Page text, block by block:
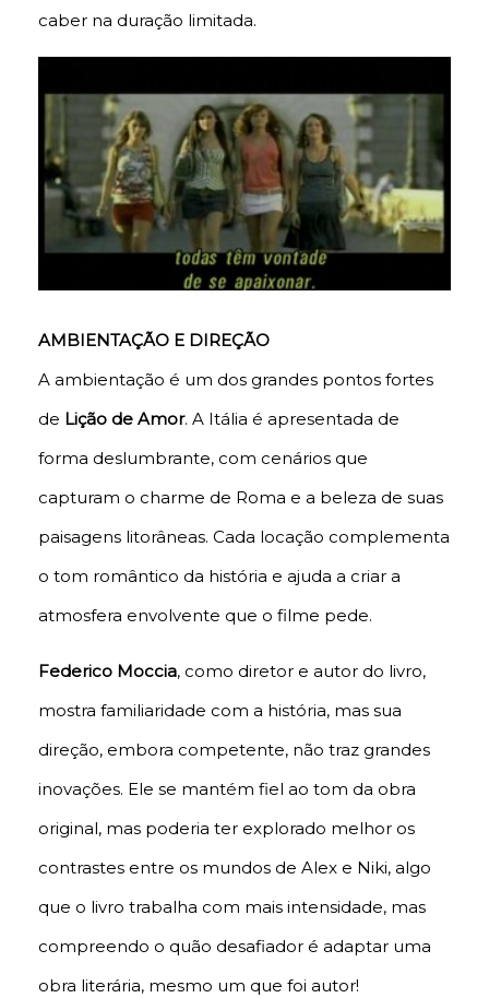
caber na duração limitada.
AMBIENTAÇÃO E DIREÇÃO
A ambientação é um dos grandes pontos fortes
de Lição de Amor. A Itália é apresentada de
forma deslumbrante, com cenários que
capturam o charme de Roma e a beleza de suas
paisagens litorâneas. Cada locação complementa
o tom romântico da história e ajuda a criar a
atmosfera envolvente que o filme pede.
Federico Moccia, como diretor e autor do livro,
mostra familiaridade com a história, mas sua
direção, embora competente, não traz grandes
inovações. Ele se mantém fiel ao tom da obra
original, mas poderia ter explorado melhor os
contrastes entre os mundos de Alex e Niki, algo
que o livro trabalha com mais intensidade, mas
compreendo o quão desafiador é adaptar uma
obra literária, mesmo um que foi autor!